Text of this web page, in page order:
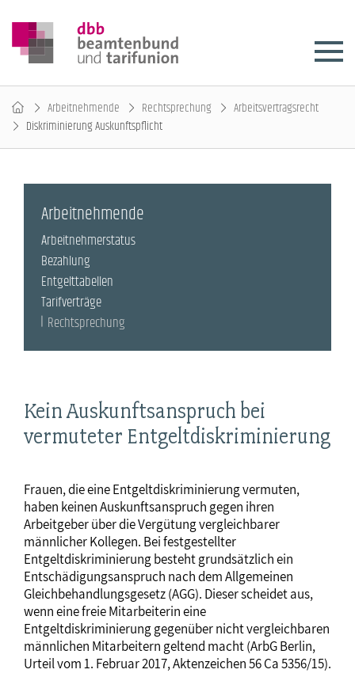
Arbeitnehmende Rechtsprechung
Arbeitsvertragsrecht
Diskriminierung Auskunftspflicht
Kein Auskunftsanspruch bei
vermuteter Entgeltdiskriminierung
Frauen, die eine Entgeltdiskriminierung vermuten,
haben keinen Auskunftsanspruch gegen ihren
Arbeitgeber über die Vergütung vergleichbarer
männlicher Kollegen. Bei festgestellter
Entgeltdiskriminierung besteht grundsätzlich ein
Entschädigungsanspruch nach dem Allgemeinen
Gleichbehandlungsgesetz (AGG). Dieser scheidet aus,
wenn eine freie Mitarbeiterin eine
Entgeltdiskriminierung gegenüber nicht vergleichbaren
männlichen Mitarbeitern geltend macht (ArbG Berlin,
Urteil vom 1. Februar 2017, Aktenzeichen 56 Ca 5356/15).
Arbeitnehmende
Arbeitnehmerstatus
Bezahlung
Entgelttabellen
Tarifverträge
Rechtsprechung